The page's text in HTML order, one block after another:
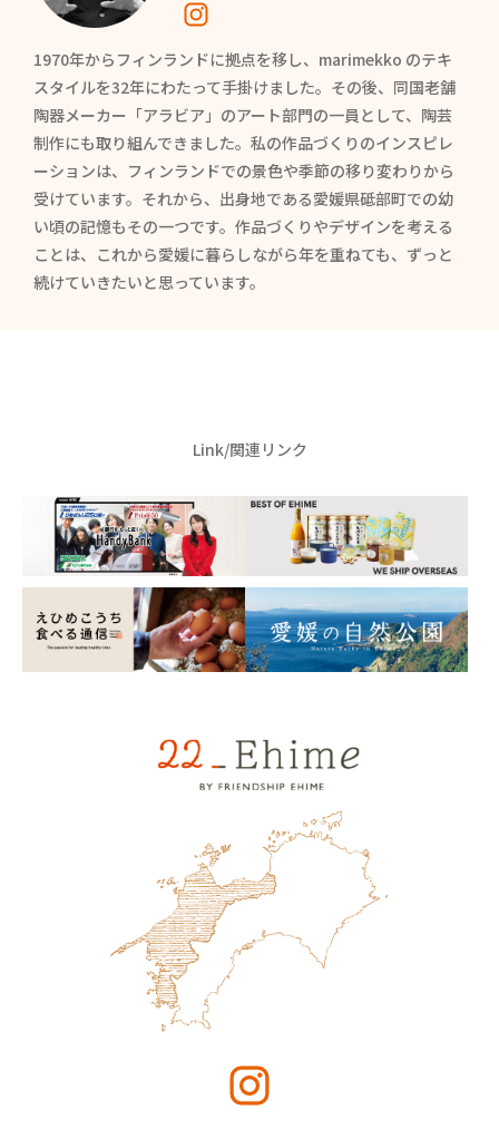
1970年からフィンランドに拠点を移し、marimekko のテキ
スタイルを32年にわたって手掛けました。その後、同国老舗
陶器メーカー「アラビア」のアート部門の一員として、陶芸
制作にも取り組んできました。私の作品づくりのインスピレ
ーションは、フィンランドでの景色や季節の移り変わりから
受けています。それから、出身地である愛媛県砥部町での幼
い頃の記憶もその一つです。作品づくりやデザインを考える
ことは、これから愛媛に暮らしながら年を重ねても、ずっと
続けていきたいと思っています。
Link/関連リンク